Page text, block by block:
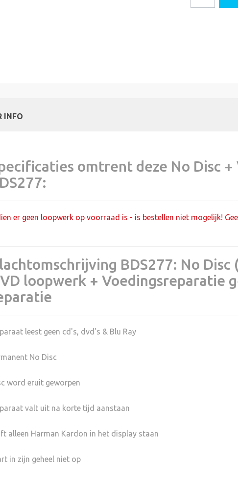
INFO
omtrent deze No Disc
er geen loopwerk op voorraad is - is bestellen niet mogelijk!
BDS277: No Disc
loopwerk + Voedingsreparatie
leest geen cd's, dvd's & Blu Ray
No Disc
word eruit geworpen
valt uit na korte tijd aanstaan
alleen Harman Kardon in het display staan
in zijn geheel niet op